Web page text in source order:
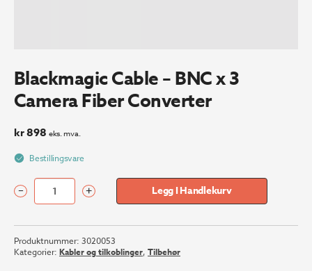
Blackmagic Cable – BNC x 3
Camera Fiber Converter
kr898 eks. mva.
Bestillingsvare
Blackmagic
-
BNC
x
– + Legg I Handlekurv
Produktnummer: 3020053
Kategorier: Kabler og tilkoblinger, Tilbehør